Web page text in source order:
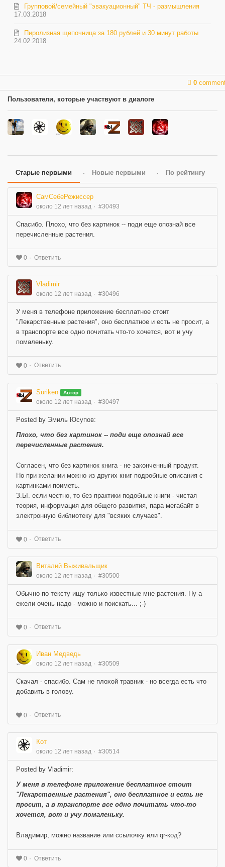
17.03.2018
Групповой/семейный "эвакуационный" ТЧ - размышления
24.02.2018
Пиролизная щепочница за 180 рублей и 30 минут работы
0
Пользователи, которые участвуют в диалоге
Старые первыми Новые первыми По рейтингу
СамСебеРежиссер
около 12 лет назад #30493
Спасибо. Плохо, что без картинок -- поди еще опознай все
перечисленные растения.
0 Ответить
Vladimir
около 12 лет назад #30496
У меня в телефоне приложение бесплатное стоит
"Лекарственные растения", оно бесплатное и есть не просит, а
в транспорте все одно почитать что-то хочется, вот и учу
помаленьку.
0 Ответить
Suriken Автор
около 12 лет назад #30497
Posted by Эмиль Юсупов:
Плохо, что без картинок -- поди еще опознай все
перечисленные растения.
Согласен, что без картинок книга - не законченный продукт.
Но при желании можно из других книг подробные описания с
картинками поиметь.
З.Ы. если честно, то без практики подобные книги - чистая
теория, информация для общего развития, пара мегабайт в
электронную библиотеку для "всяких случаев".
0 Ответить
Виталий Выживальщик
около 12 лет назад #30500
Обычно по тексту ищу только известные мне растения. Ну а
ежели очень надо - можно и поискать... ;-)
0 Ответить
Иван Медведь
около 12 лет назад #30509
Скачал - спасибо. Сам не плохой травник - но всегда есть что
добавить в голову.
0 Ответить
Кот
около 12 лет назад #30514
Posted by Vladimir:
У меня в телефоне приложение бесплатное стоит
"Лекарственные растения", оно бесплатное и есть не
просит, а в транспорте все одно почитать что-то
хочется, вот и учу помаленьку.
Владимир, можно название или ссылочку или qr-код?
0 Ответить